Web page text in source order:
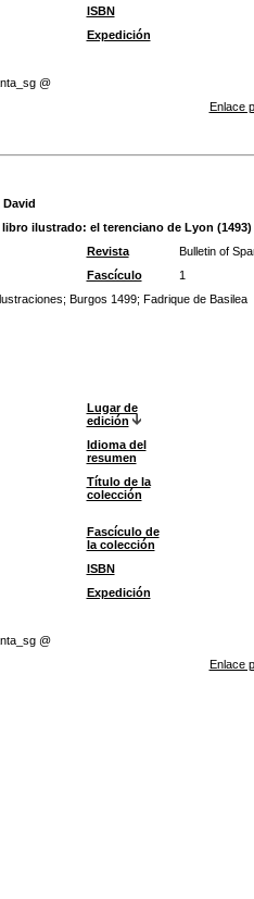
ISBN
Expedición
@
Enlace
ilustrado: el terenciano de Lyon
Revista
Bulletin of
Fascículo
1
; Burgos 1499; Fadrique de Basilea
Lugar de
edición
Idioma del
resumen
Título de la
colección
Fascículo de
la colección
ISBN
Expedición
@
Enlace